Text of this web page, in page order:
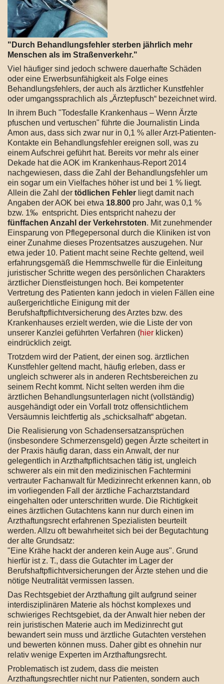
"Durch Behandlungsfehler sterben jährlich mehr
Menschen als im Straßenverkehr."
Viel häufiger sind jedoch schwere dauerhafte Schäden
oder eine Erwerbsunfähigkeit als Folge eines
Behandlungsfehlers, der auch als ärztlicher Kunstfehler
oder umgangssprachlich als „Ärztepfusch“ bezeichnet wird.
In ihrem Buch "Todesfalle Krankenhaus – Wenn Ärzte
pfuschen und vertuschen" führte die Journalistin Linda
Amon aus, dass sich zwar nur in 0,1 % aller Arzt-Patienten-
Kontakte ein Behandlungsfehler ereignen soll, was zu
einem Aufschrei geführt hat. Bereits vor mehr als einer
Dekade hat die AOK im Krankenhaus-Report 2014
nachgewiesen, dass die Zahl der Behandlungsfehler um
ein sogar um ein Vielfaches höher ist und bei 1 % liegt.
Allein die Zahl der tödlichen Fehler liegt damit nach
Angaben der AOK bei etwa 18.800 pro Jahr, was 0,1 %
bzw. 1‰ entspricht. Dies entspricht nahezu der
fünffachen Anzahl der Verkehrstoten. Mit zunehmender
Einsparung von Pflegepersonal durch die Kliniken ist von
einer Zunahme dieses Prozentsatzes auszugehen. Nur
etwa jeder 10. Patient macht seine Rechte geltend, weil
erfahrungsgemäß die Hemmschwelle für die Einleitung
juristischer Schritte wegen des persönlichen Charakters
ärztlicher Dienstleistungen hoch. Bei kompetenter
Vertretung des Patienten kann jedoch in vielen Fällen eine
außergerichtliche Einigung mit der
Berufshaftpflichtversicherung des Arztes bzw. des
Krankenhauses erzielt werden, wie die Liste der von
unserer Kanzlei geführten Verfahren (hier klicken)
eindrücklich zeigt.
Trotzdem wird der Patient, der einen sog. ärztlichen
Kunstfehler geltend macht, häufig erleben, dass er
ungleich schwerer als in anderen Rechtsbereichen zu
seinem Recht kommt. Nicht selten werden ihm die
ärztlichen Behandlungsunterlagen nicht (vollständig)
ausgehändigt oder ein Vorfall trotz offensichtlichem
Versäumnis leichtfertig als „schicksalhaft“ abgetan.
Die Realisierung von Schadensersatzansprüchen
(insbesondere Schmerzensgeld) gegen Ärzte scheitert in
der Praxis häufig daran, dass ein Anwalt, der nur
gelegentlich in Arzthaftpflichtsachen tätig ist, ungleich
schwerer als ein mit den medizinischen Fachtermini
vertrauter Fachanwalt für Medizinrecht erkennen kann, ob
im vorliegenden Fall der ärztliche Facharztstandard
eingehalten oder unterschritten wurde. Die Richtigkeit
eines ärztlichen Gutachtens kann nur durch einen im
Arzthaftungsrecht erfahrenen Spezialisten beurteilt
werden. Allzu oft bewahrheitet sich bei der Begutachtung
der alte Grundsatz:
"Eine Krähe hackt der anderen kein Auge aus". Grund
hierfür ist z. T., dass die Gutachter im Lager der
Berufshaftpflichtversicherungen der Ärzte stehen und die
nötige Neutralität vermissen lassen.
Das Rechtsgebiet der Arzthaftung gilt aufgrund seiner
interdisziplinären Materie als höchst komplexes und
schwieriges Rechtsgebiet, da der Anwalt hier neben der
rein juristischen Materie auch im Medizinrecht gut
bewandert sein muss und ärztliche Gutachten verstehen
und bewerten können muss. Daher gibt es ohnehin nur
relativ wenige Experten im Arzthaftungsrecht.
Problematisch ist zudem, dass die meisten
Arzthaftungsrechtler nicht nur Patienten, sondern auch